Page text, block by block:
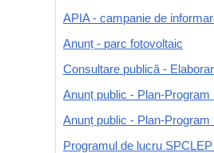
APIA - campanie de
Anunț - parc fotovoltaic
Consultare publică -
Anunț public - Plan-
Anunț public - Plan-
Programul de lucru